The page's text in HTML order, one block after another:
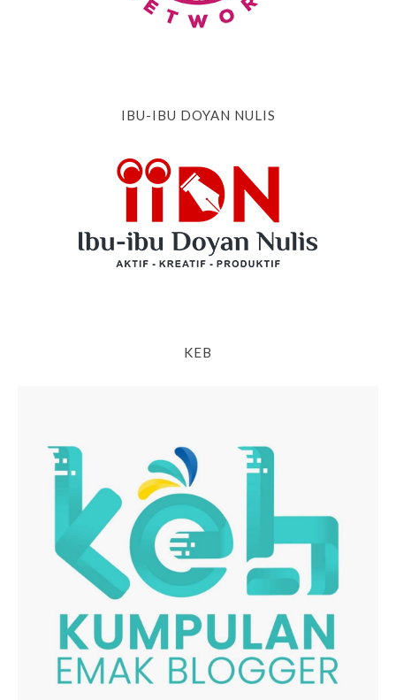
IBU-IBU DOYAN NULIS
KEB